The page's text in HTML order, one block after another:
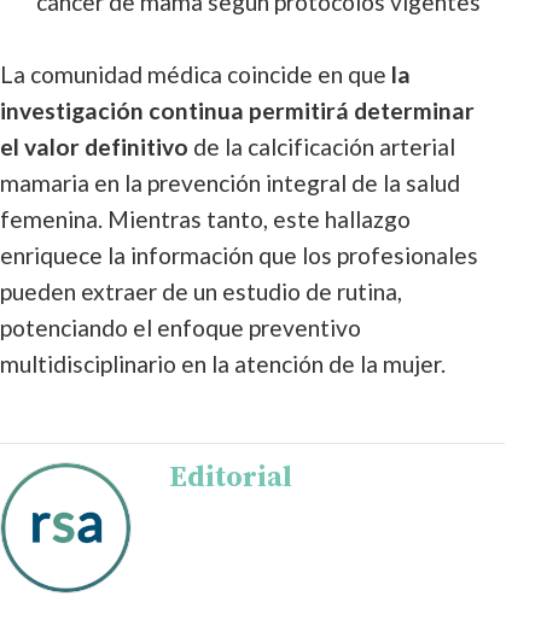
La comunidad médica coincide en que la
investigación continua permitirá determinar
el valor definitivo de la calcificación arterial
mamaria en la prevención integral de la salud
femenina. Mientras tanto, este hallazgo
enriquece la información que los profesionales
pueden extraer de un estudio de rutina,
potenciando el enfoque preventivo
multidisciplinario en la atención de la mujer.
Editorial